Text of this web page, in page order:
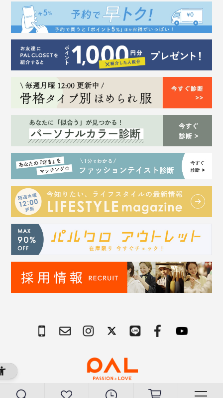
Copyright © PAL Co.,ltd. All Rights Reserved.